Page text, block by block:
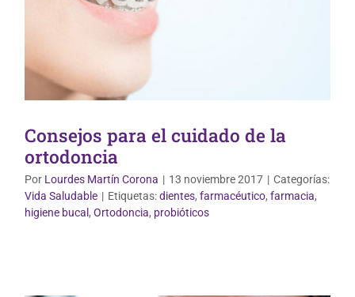
Consejos para el cuidado de la
ortodoncia
Por Lourdes Martín Corona | 13 noviembre 2017 | Categorías:
Vida Saludable | Etiquetas:dientes, farmacéutico, farmacia,
higiene bucal , Ortodoncia, probióticos